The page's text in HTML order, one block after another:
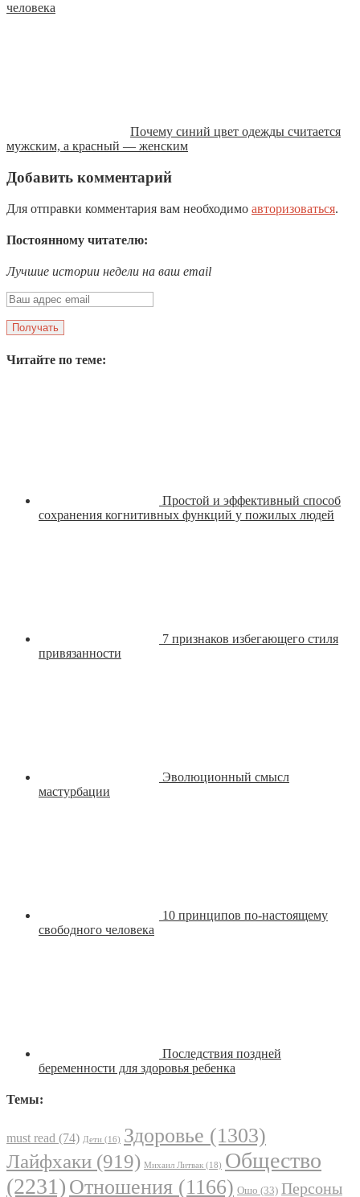
человека
Почему синий цвет одежды считается
мужским, а красный — женским
Добавить комментарий
Для отправки комментария вам необходимо авторизоваться.
Постоянному читателю:
Лучшие истории недели на ваш email
Читайте по теме:
Простой и эффективный способ
сохранения когнитивных функций у пожилых людей
7 признаков избегающего стиля
привязанности
Эволюционный смысл
мастурбации
10 принципов по-настоящему
свободного человека
Последствия поздней
беременности для здоровья ребенка
Темы:
must read (74) Дети (16) Здоровье (1303)
Лайфхаки (919) Михаил Литвак (18) Общество
(2231) Отношения (1166) Ошо (33) Персоны